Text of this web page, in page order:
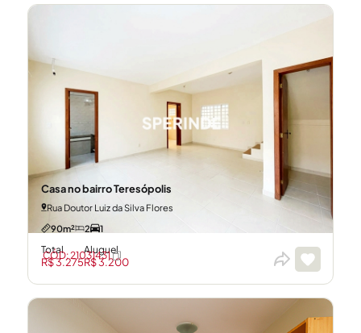
Casa no bairro Teresópolis
Rua Doutor Luiz da Silva Flores
90m²
2 1
Total
R$ 3.275
Aluguel
R$ 3.200
CÓD: 21031431